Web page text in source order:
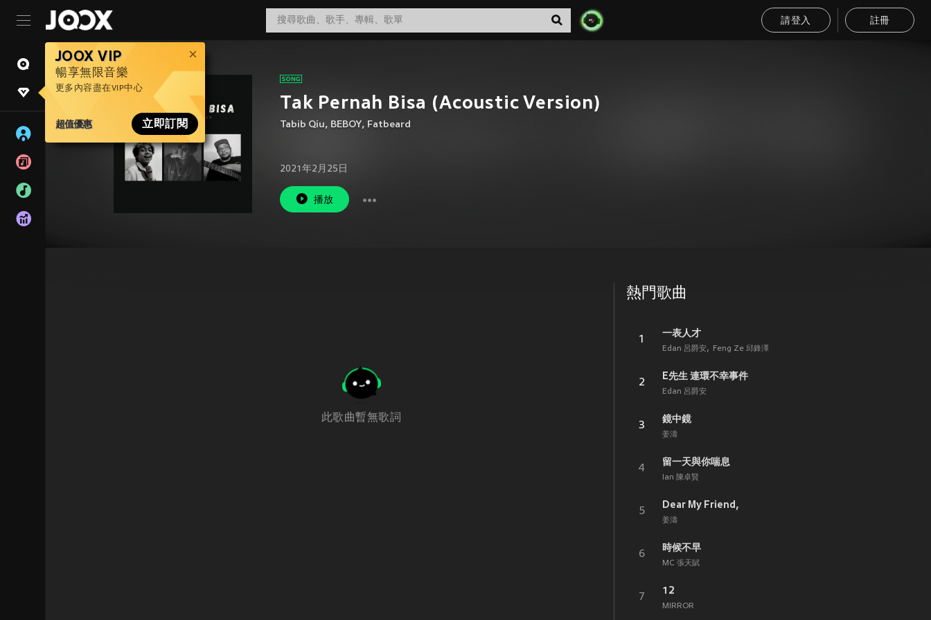
請登入 註冊
JOOX VIP
暢享無限音樂
更多內容盡在VIP中心
超值優惠 立即訂閱
Tak Pernah Bisa (Acoustic Version)
Tabib Qiu, BEBOY, Fatbeard
2021年2月25日
播放
此歌曲暫無歌詞
熱門歌曲
1
一表人才
Edan 呂爵安 Feng Ze 邱鋒澤
2
E先生 連環不幸事件
Edan 呂爵安
3
鏡中鏡
姜濤
4
留一天與你喘息
Ian 陳卓賢
5
Dear My Friend,
姜濤
6
時候不早
MC 張天賦
7
12
MIRROR